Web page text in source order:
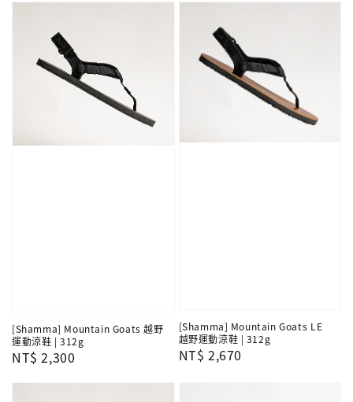
[Shamma] Mountain Goats 越野
運動涼鞋 | 312g
Regular
NT$ 2,300
[Shamma] Mountain Goats LE
越野運動涼鞋 | 312g
Regular
NT$ 2,670